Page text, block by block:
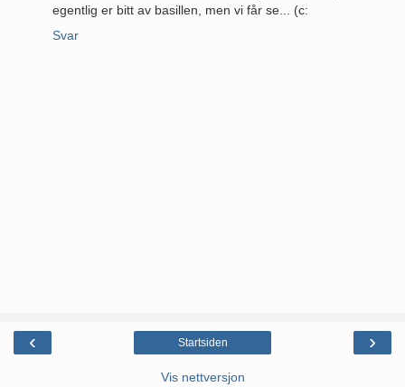
egentlig er bitt av basillen, men vi får se... (c:
Svar
‹ ›
Startsiden
Vis nettversjon